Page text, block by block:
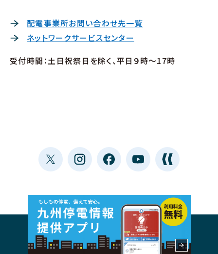
配電事業所お問い合わせ先一覧
ネットワークサービスセンター
受付時間：土日祝祭日を除く、平日９時〜17時